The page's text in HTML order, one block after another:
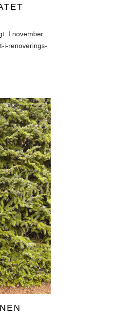
I november
i-renoverings-